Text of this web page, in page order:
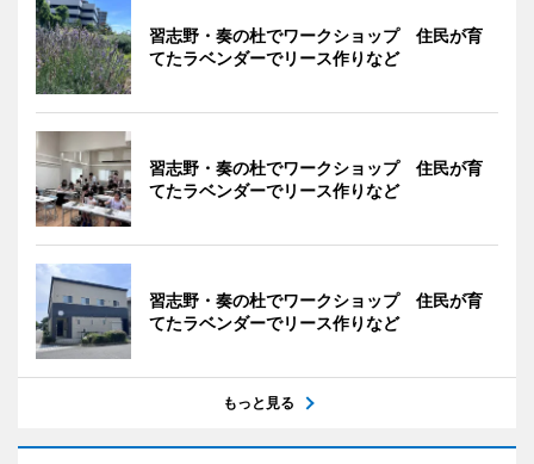
習志野・奏の杜でワークショップ 住民が育
てたラベンダーでリース作りなど
習志野・奏の杜でワークショップ 住民が育
てたラベンダーでリース作りなど
習志野・奏の杜でワークショップ 住民が育
てたラベンダーでリース作りなど
もっと見る